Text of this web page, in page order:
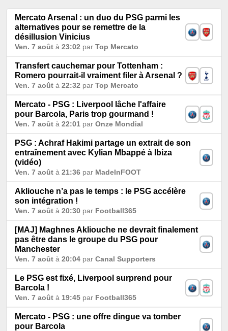
Mercato Arsenal : un duo du PSG parmi les
alternatives pour se remettre de la
désillusion Vinicius
Ven. 7 août à 23:02 par Top Mercato
Transfert cauchemar pour Tottenham :
Romero pourrait-il vraiment filer à Arsenal ?
Ven. 7 août à 22:32 par Top Mercato
Mercato - PSG : Liverpool lâche l'affaire
pour Barcola, Paris trop gourmand !
Ven. 7 août à 22:01 par Onze Mondial
PSG : Achraf Hakimi partage un extrait de son
entraînement avec Kylian Mbappé à Ibiza
(vidéo)
Ven. 7 août à 21:36 par MadeInFOOT
Akliouche n’a pas le temps : le PSG accélère
son intégration !
Ven. 7 août à 20:30 par Football365
[MAJ] Maghnes Akliouche ne devrait finalement
pas être dans le groupe du PSG pour
Manchester
Ven. 7 août à 20:04 par Canal Supporters
Le PSG est fixé, Liverpool surprend pour
Barcola !
Ven. 7 août à 19:45 par Football365
Mercato - PSG : une offre dingue va tomber
pour Barcola